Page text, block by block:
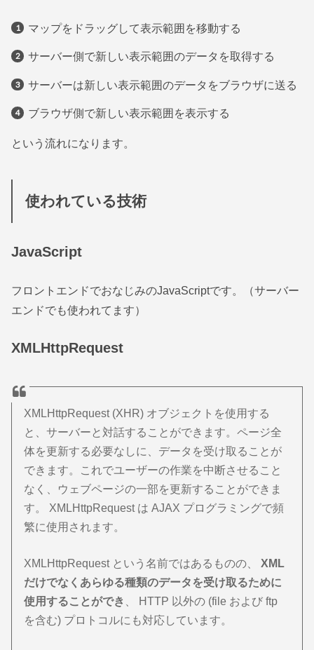
マップをドラッグして表示範囲を移動する
サーバー側で新しい表示範囲のデータを取得する
サーバーは新しい表示範囲のデータをブラウザに送る
ブラウザ側で新しい表示範囲を表示する
という流れになります。
使われている技術
JavaScript
フロントエンドでおなじみのJavaScriptです。（サーバー
エンドでも使われてます）
XMLHttpRequest
XMLHttpRequest (XHR) オブジェクトを使用する
と、サーバーと対話することができます。ページ全
体を更新する必要なしに、データを受け取ることが
できます。これでユーザーの作業を中断させること
なく、ウェブページの一部を更新することができま
す。 XMLHttpRequest は AJAX プログラミングで頻
繁に使用されます。
XMLHttpRequest という名前ではあるものの、
XML
だけでなくあらゆる種類のデータを受け取るために
使用することができ 、 HTTP 以外の (file および ftp
を含む) プロトコルにも対応しています。